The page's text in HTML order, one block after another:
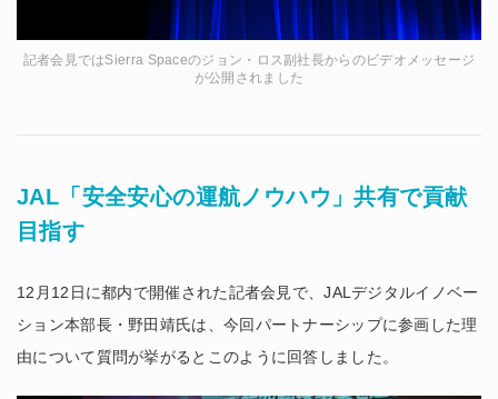
記者会見ではSierra Spaceのジョン・ロス副社長からのビデオメッセージ
が公開されました
JAL「安全安心の運航ノウハウ」共有で貢献
目指す
12月12日に都内で開催された記者会見で、JALデジタルイノベー
ション本部長・野田靖氏は、今回パートナーシップに参画した理
由について質問が挙がるとこのように回答しました。